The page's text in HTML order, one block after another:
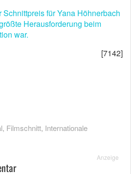
für Yana Höhnerbach
Herausforderung beim
war.
[7142]
, Filmschnitt, Internationale
Anzeige